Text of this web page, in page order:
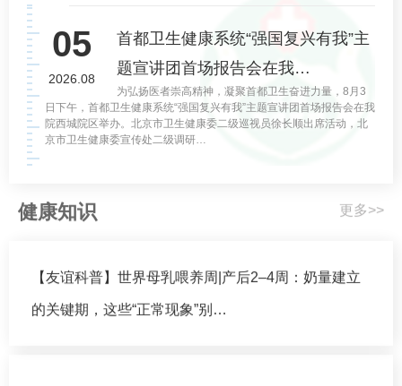
05
2026.08
首都卫生健康系统“强国复兴有我”主
题宣讲团首场报告会在我…
为弘扬医者崇高精神，凝聚首都卫生奋进力量，8月3
日下午，首都卫生健康系统“强国复兴有我”主题宣讲团首场报告会在我
院西城院区举办。北京市卫生健康委二级巡视员徐长顺出席活动，北
京市卫生健康委宣传处二级调研…
健康知识 更多>>
【友谊科普】世界母乳喂养周|产后2–4周：奶量建立
的关键期，这些“正常现象”别…